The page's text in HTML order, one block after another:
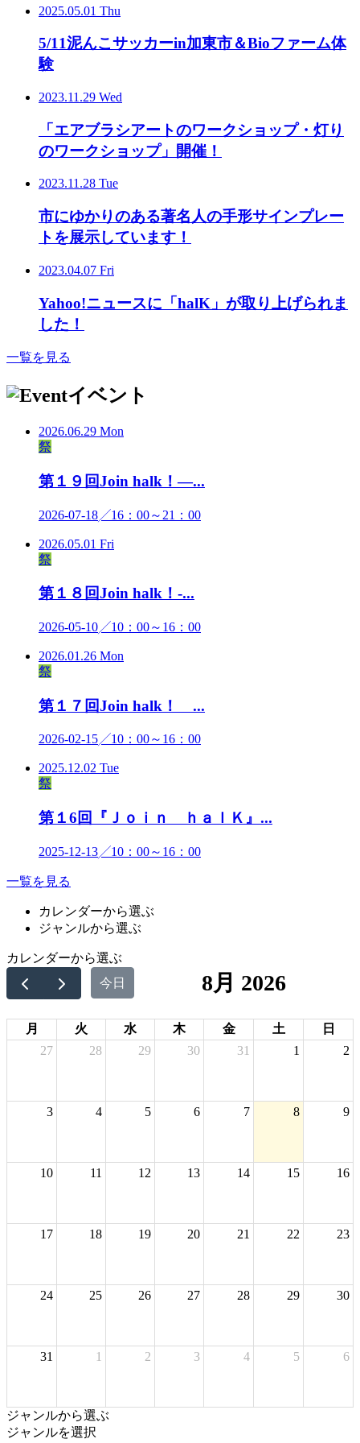
2025.05.01 Thu
5/11泥んこサッカーin加東市＆Bioファーム体
験
2023.11.29 Wed
「エアブラシアートのワークショップ・灯り
のワークショップ」開催！
2023.11.28 Tue
市にゆかりのある著名人の手形サインプレー
トを展示しています！
2023.04.07 Fri
Yahoo!ニュースに「halK」が取り上げられま
した！
一覧を見る
イベント
2026.06.29 Mon
祭
第１９回Join halk！―...
2026-07-18 ╱16：00～21：00
2026.05.01 Fri
祭
第１８回Join halk！-...
2026-05-10 ╱10：00～16：00
2026.01.26 Mon
祭
第１７回Join halk！ ...
2026-02-15 ╱10：00～16：00
2025.12.02 Tue
祭
第１6回『Ｊｏｉｎ ｈａｌＫ』...
2025-12-13 ╱10：00～16：00
一覧を見る
カレンダーから選ぶ
ジャンルから選ぶ
カレンダーから選ぶ
今日
8月 2026
月 火 水 木 金 土
日
27
28 29 30 31 1 2
3 4 5 6 7 8 9
10 11 12 13 14 15 16
17 18 19 20 21 22 23
24 25 26 27 28 29 30
31 1 2 3 4 5 6
ジャンルから選ぶ
ジャンルを選択